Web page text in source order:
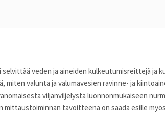
veden ja aineiden kulkeutumisreittejä ja
miten valunta ja valumavesien ravinne- ja
viljanviljelystä luonnonmukaiseen
mittaustoiminnan tavoitteena on saada esille